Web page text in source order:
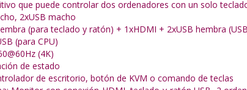
que puede controlar dos ordenadores con un solo
2xUSB macho
(para teclado y ratón) + 1xHDMI + 2xUSB hembra
(para CPU)
(4K)
de estado
de escritorio, botón de KVM o comando de teclas